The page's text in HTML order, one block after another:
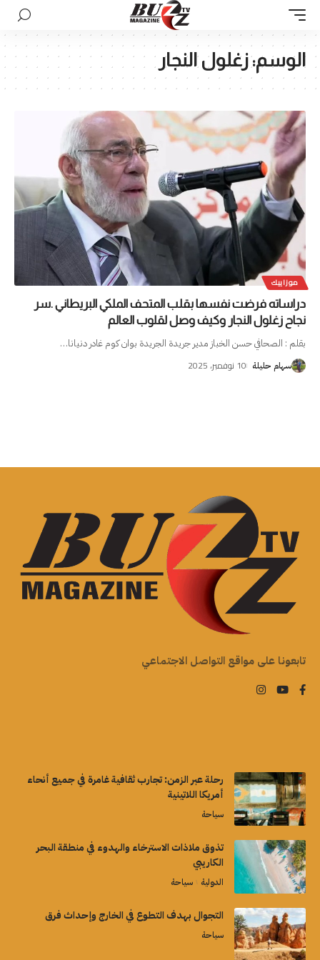
الوسم:زغلول النجار
موزاييك
دراساته فرضت نفسها بقلب المتحف الملكي البريطاني .سر
نجاح زغلول النجار وكيف وصل لقلوب العالم
بقلم : الصحافي حسن الخباز مدير جريدة الجريدة بوان كوم غادر دنيانا…
سهام حليلة 10 نوفمبر، 2025
تابعونا على مواقع التواصل الاجتماعي
رحلة عبر الزمن: تجارب ثقافية غامرة في جميع أنحاء
أمريكا اللاتينية
سياحة
تذوق ملاذات الاسترخاء والهدوء في منطقة البحر
الكاريبي
الدولية سياحة
التجوال بهدف التطوع في الخارج وإحداث فرق
سياحة